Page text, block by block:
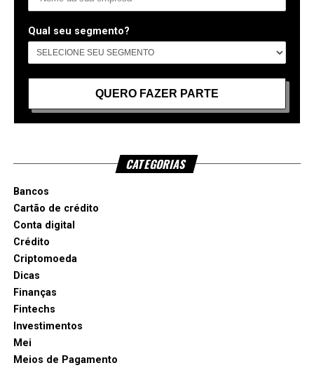
Qual seu segmento?
CATEGORIAS
Bancos
Cartão de crédito
Conta digital
Crédito
Criptomoeda
Dicas
Finanças
Fintechs
Investimentos
Mei
Meios de Pagamento